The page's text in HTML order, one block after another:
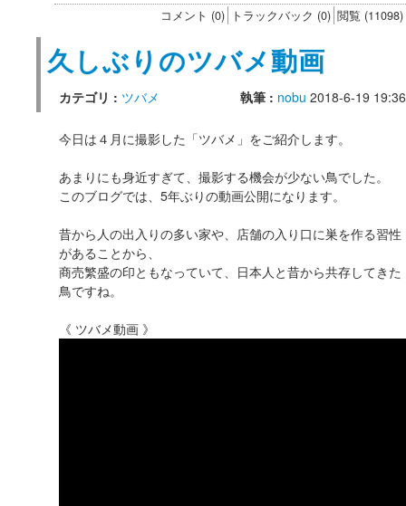
コメント (0) トラックバック (0) 閲覧 (11098)
久しぶりのツバメ動画
カテゴリ : ツバメ 執筆 : nobu 2018-6-19 19:36
今日は４月に撮影した「ツバメ」をご紹介します。
あまりにも身近すぎて、撮影する機会が少ない鳥でした。
このブログでは、5年ぶりの動画公開になります。
昔から人の出入りの多い家や、店舗の入り口に巣を作る習性
があることから、
商売繁盛の印ともなっていて、日本人と昔から共存してきた
鳥ですね。
《 ツバメ動画 》